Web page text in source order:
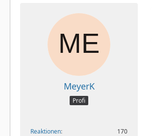
MeyerK
Profi
Reaktionen
170